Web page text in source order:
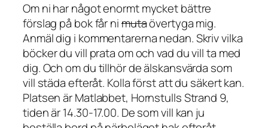
Om ni har något enormt mycket bättre
förslag på bok får nimutaövertyga mig.
Anmäl dig i kommentarerna nedan. Skriv vilka
böcker du vill prata om och vad du vill ta med
dig. Och om du tillhör de älskansvärda som
vill städa efteråt. Kolla först att du säkert kan.
Platsen är Matlabbet, Hornstulls Strand 9,
tiden är 14.30-17.00. De som vill kan ju